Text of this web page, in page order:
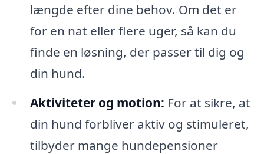
længde efter dine behov. Om det er
for en nat eller flere uger, så kan du
finde en løsning, der passer til dig og
din hund.
Aktiviteter og motion: For at sikre, at
din hund forbliver aktiv og stimuleret,
tilbyder mange hundepensioner